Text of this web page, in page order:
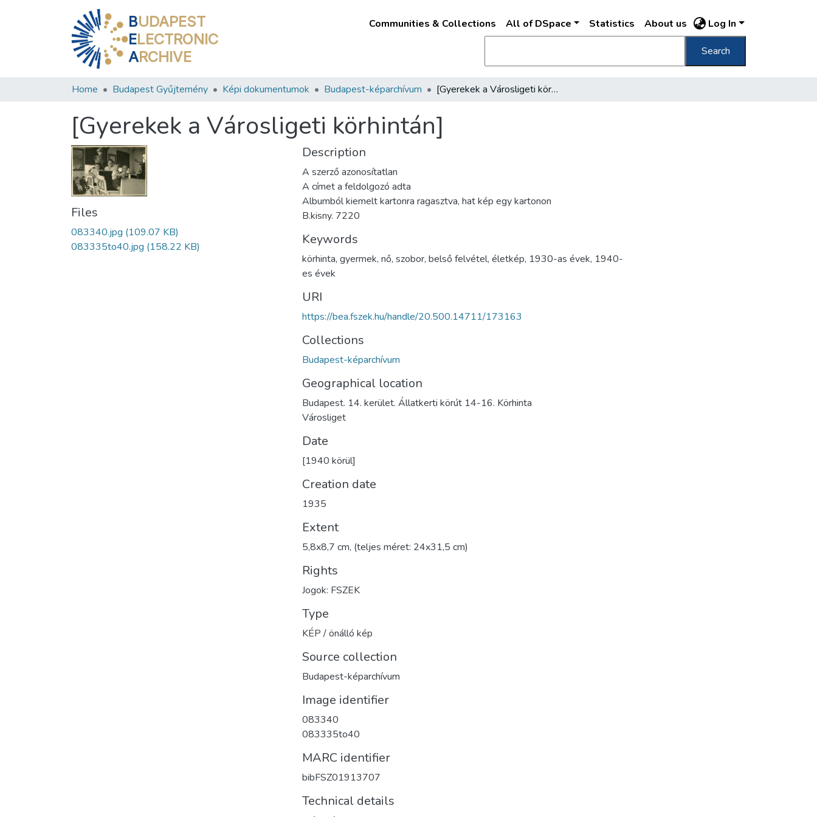
BUDAPEST
ELECTRONIC
ARCHIVE
Communities & Collections All of DSpace Statistics About us Log In
Search
Home Budapest Gyűjtemény Képi dokumentumok Budapest-képarchívum [Gyerekek a Városligeti körhintán]
[Gyerekek a Városligeti körhintán]
Files
083340.jpg (109.07 KB)
083335to40.jpg (158.22 KB)
Description
A szerző azonosítatlan
A címet a feldolgozó adta
Albumból kiemelt kartonra ragasztva, hat kép egy kartonon
B.kisny. 7220
Keywords
körhinta, gyermek, nő, szobor, belső felvétel, életkép, 1930-as évek, 1940-
es évek
URI
https://bea.fszek.hu/handle/20.500.14711/173163
Collections
Budapest-képarchívum
Geographical location
Budapest. 14. kerület. Állatkerti körút 14-16. Körhinta
Városliget
Date
[1940 körül]
Creation date
1935
Extent
5,8x8,7 cm, (teljes méret: 24x31,5 cm)
Rights
Jogok: FSZEK
Type
KÉP / önálló kép
Source collection
Budapest-képarchívum
Image identifier
083340
083335to40
MARC identifier
bibFSZ01913707
Technical details